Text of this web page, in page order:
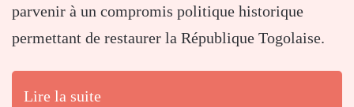
parvenir à un compromis politique historique
permettant de restaurer la République Togolaise.
Lire la suite